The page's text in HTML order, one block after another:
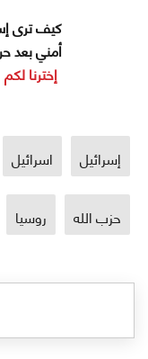
كيف ترى
أمني بعد حرب
إخترنا لكم
إسرائيل اسرائيل
حزب الله روسيا